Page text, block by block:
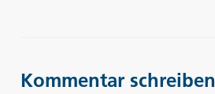
Kommentar schreiben